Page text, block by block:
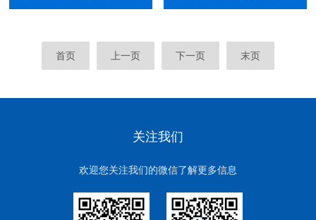
首页 上一页 下一页 末页
关注我们
欢迎您关注我们的微信了解更多信息